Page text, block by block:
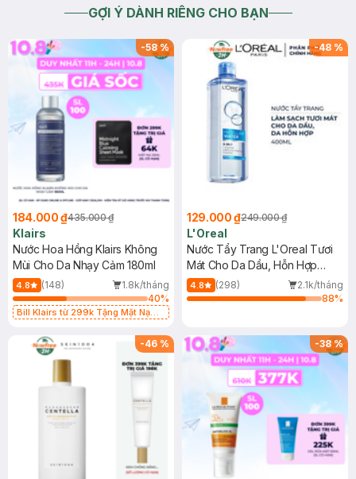
GỢI Ý DÀNH RIÊNG CHO BẠN
-58%
184.000 ₫435.000 ₫
Klairs
Nước Hoa Hồng Klairs Không
Mùi Cho Da Nhạy Cảm 180ml
4.8 (148)
1.8k/tháng
40%
Bill Klairs từ 299k Tặng Mặt Nạ
25ml (SL Có Hạn)
-48 %
129.000 ₫249.000 ₫
L'Oreal
Nước Tẩy Trang L'Oreal Tươi
Mát Cho Da Dầu, Hỗn Hợp
400ml
4.8 (298)
2.1k/tháng
88%
-46 % -38%